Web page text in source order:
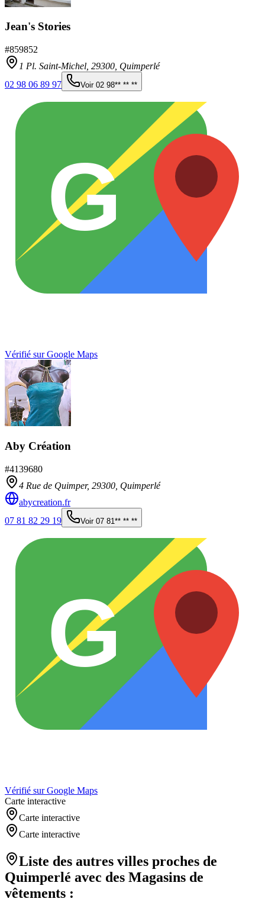
Jean's Stories
#859852
1 Pl. Saint-Michel, 29300 Quimperlé
02 98 06 89 97
Voir 02 98** ** **
G
Vérifié sur Google Maps
Aby Création
#4139680
4 Rue de Quimper, 29300 Quimperlé
abycreation.fr
07 81 82 29 19
Voir 07 81** ** **
G
Vérifié sur Google Maps
Carte interactive
Carte interactive
Carte interactive
Liste des autres villes proches de
Quimperlé avec des Magasins de
vêtements :